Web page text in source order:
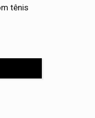
tênis